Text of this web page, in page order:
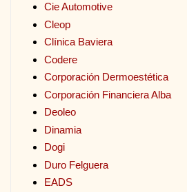
Cie Automotive
Cleop
Clínica Baviera
Codere
Corporación Dermoestética
Corporación Financiera Alba
Deoleo
Dinamia
Dogi
Duro Felguera
EADS